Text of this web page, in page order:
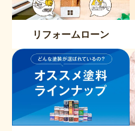
リフォームローン